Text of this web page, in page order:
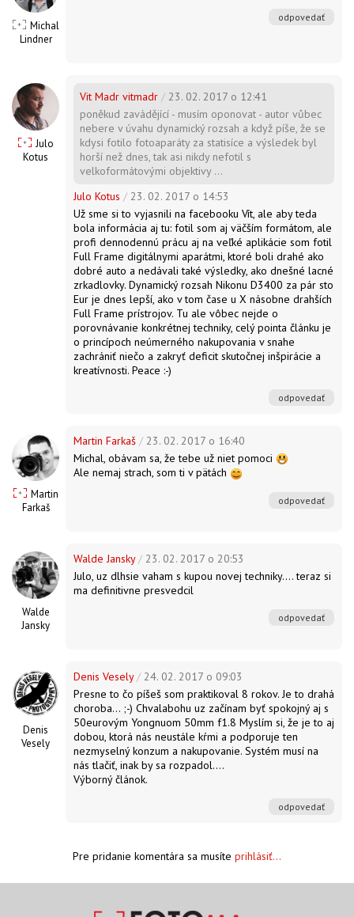
Michal
Lindner
odpovedať
Julo
Kotus
Vit Madr vitmadr / 23. 02. 2017 o 12:41
poněkud zavádějící - musím oponovat - autor vůbec
nebere v úvahu dynamický rozsah a když píše, že se
kdysi fotilo fotoaparáty za statisíce a výsledek byl
horší než dnes, tak asi nikdy nefotil s
velkoformátovými objektivy ...
Julo Kotus / 23. 02. 2017 o 14:53
Už sme si to vyjasnili na facebooku Vít, ale aby teda
bola informácia aj tu: fotil som aj väčším formátom, ale
profi dennodennú prácu aj na veľké aplikácie som fotil
Full Frame digitálnymi aparátmi, ktoré boli drahé ako
dobré auto a nedávali také výsledky, ako dnešné lacné
zrkadlovky. Dynamický rozsah Nikonu D3400 za pár sto
Eur je dnes lepší, ako v tom čase u X násobne drahších
Full Frame prístrojov. Tu ale vôbec nejde o
porovnávanie konkrétnej techniky, celý pointa článku je
o princípoch neúmerného nakupovania v snahe
zachrániť niečo a zakryť deficit skutočnej inšpirácie a
kreatívnosti. Peace :-)
odpovedať
Martin
Farkaš
Martin Farkaš / 23. 02. 2017 o 16:40
Michal, obávam sa, že tebe už niet pomoci
Ale nemaj strach, som ti v pätách
odpovedať
Walde
Jansky
Walde Jansky/ 23. 02. 2017 o 20:53
Julo, uz dlhsie vaham s kupou novej techniky.... teraz si
ma definitivne presvedcil
odpovedať
Denis
Vesely
Denis Vesely/ 24. 02. 2017 o 09:03
Presne to čo píšeš som praktikoval 8 rokov. Je to drahá
choroba... ;-) Chvalabohu uz začínam byť spokojný aj s
50eurovým Yongnuom 50mm f1.8 Myslím si, že je to aj
dobou, ktorá nás neustále kŕmi a podporuje ten
nezmyselný konzum a nakupovanie. Systém musí na
nás tlačiť, inak by sa rozpadol....
Výborný článok.
odpovedať
Pre pridanie komentára sa musíte prihlásiť...